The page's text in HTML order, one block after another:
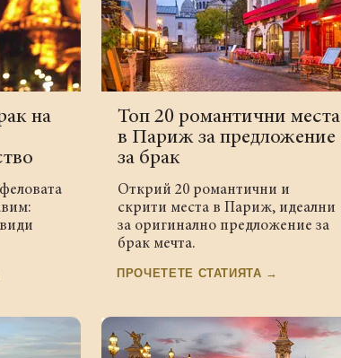
на
Топ 20 романтични места
в Париж за предложение
за брак
Открий 20 романтични и
скрити места в Париж, идеални
за оригинално предложение за
брак мечта.
ПРОЧЕТЕТЕ СТАТИЯТА →